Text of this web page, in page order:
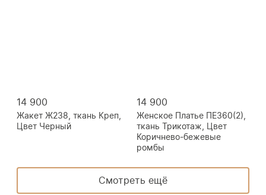
14 900
Жакет Ж238, ткань Креп,
Цвет Черный
14 900
Женское Платье ПЕ360(2),
ткань Трикотаж, Цвет
Коричнево-бежевые
ромбы
Смотреть ещё